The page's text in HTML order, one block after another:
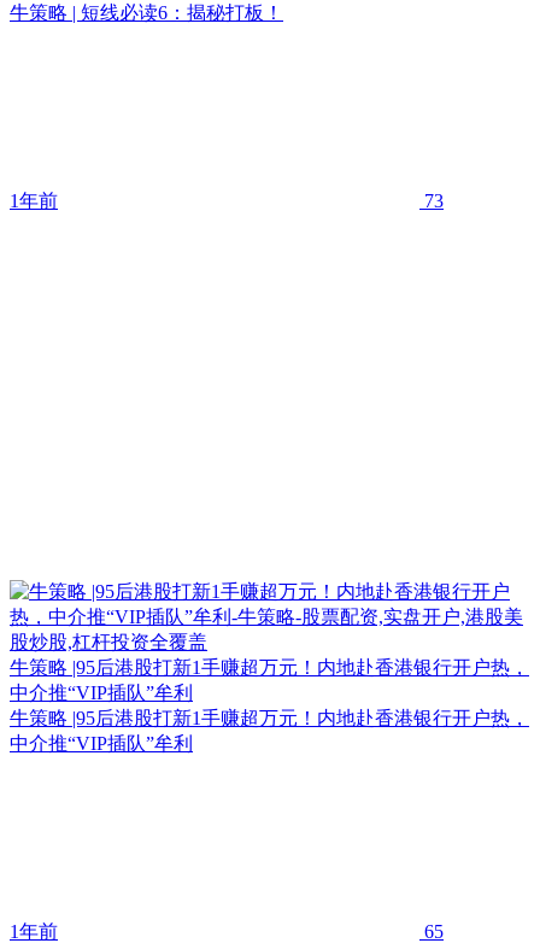
牛策略 | 短线必读6：揭秘打板！
1年前 73
牛策略 |95后港股打新1手赚超万元！内地赴香港银行开户热，
中介推“VIP插队”牟利
牛策略 |95后港股打新1手赚超万元！内地赴香港银行开户热，
中介推“VIP插队”牟利
1年前 65